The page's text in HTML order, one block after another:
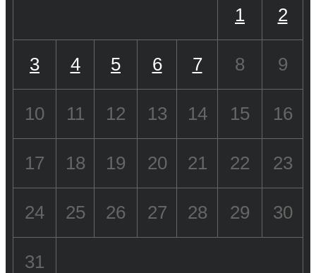
1 2
3 4 5 6 7 8 9
10 11 12 13 14 15 16
17 18 19 20 21 22 23
24 25 26 27 28 29 30
31